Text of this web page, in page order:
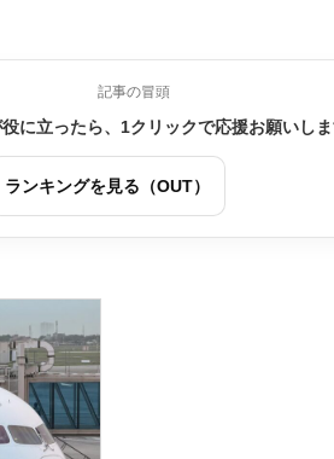
記事の冒頭
に立ったら、1クリックで応援お願いし
ランキングを見る（OUT）